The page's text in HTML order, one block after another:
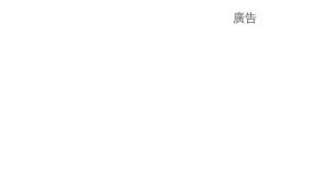
廣告